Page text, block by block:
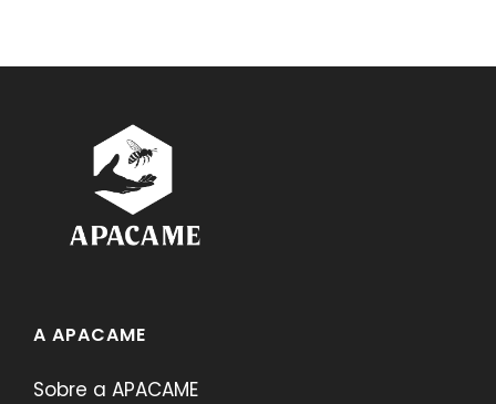
A APACAME
Sobre a APACAME